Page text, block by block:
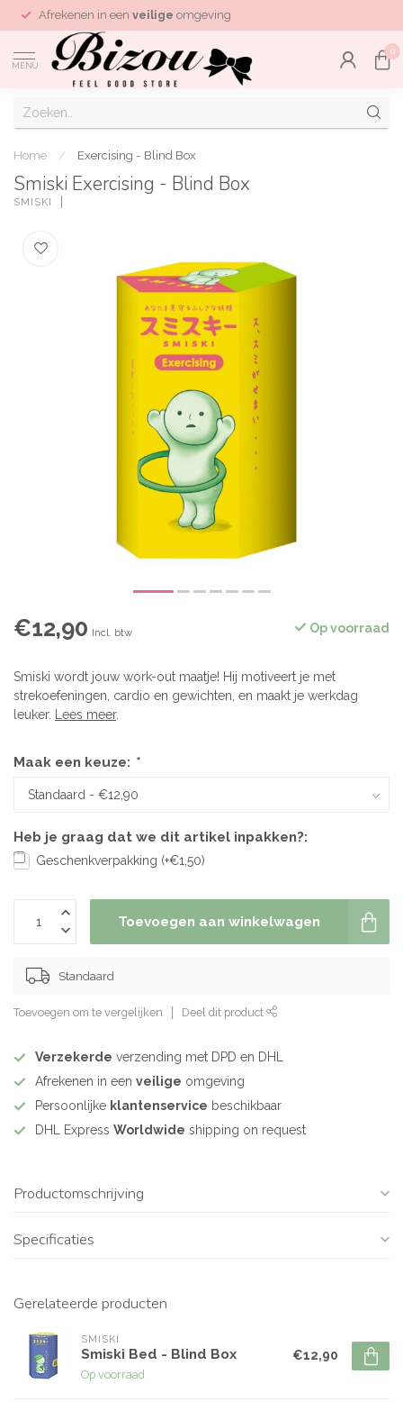
Afrekenen in een veilige omgeving
MENU
0
Home / Exercising - Blind Box
Smiski Exercising - Blind Box
SMISKI
€12,90 Incl. btw Op voorraad
Smiski wordt jouw work-out maatje! Hij motiveert je met
strekoefeningen, cardio en gewichten, en maakt je werkdag
leuker.
Lees meer.
Maak een keuze: *
Heb je graag dat we dit artikel inpakken?:
Geschenkverpakking (+€1,50)
Toevoegen aan winkelwagen
Standaard
Toevoegen om te vergelijken Deel dit product
Verzekerde verzending met DPD en DHL
Afrekenen in een veilige omgeving
Persoonlijke klantenservice beschikbaar
DHL Express Worldwide shipping on request
Productomschrijving
Specificaties
Gerelateerde producten
SMISKI
Smiski Bed - Blind Box
Op voorraad
€12,90